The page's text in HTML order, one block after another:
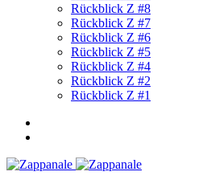
Rückblick Z #8
Rückblick Z #7
Rückblick Z #6
Rückblick Z #5
Rückblick Z #4
Rückblick Z #2
Rückblick Z #1